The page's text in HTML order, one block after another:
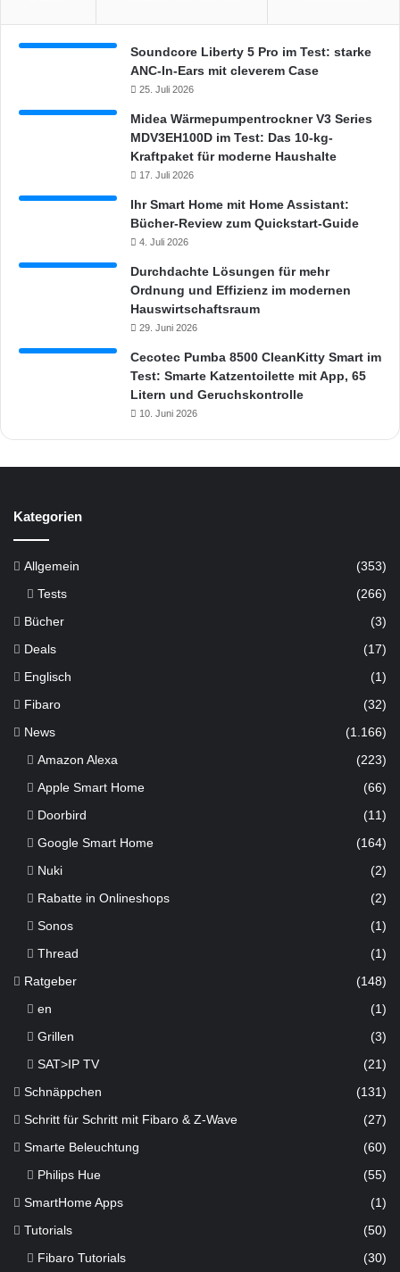
n
Soundcore Liberty 5 Pro im Test: starke
ANC-In-Ears mit cleverem Case
25. Juli 2026
Midea Wärmepumpentrockner V3 Series
MDV3EH100D im Test: Das 10-kg-
Kraftpaket für moderne Haushalte
17. Juli 2026
Ihr Smart Home mit Home Assistant:
Bücher-Review zum Quickstart-Guide
4. Juli 2026
Durchdachte Lösungen für mehr
Ordnung und Effizienz im modernen
Hauswirtschaftsraum
29. Juni 2026
Cecotec Pumba 8500 CleanKitty Smart im
Test: Smarte Katzentoilette mit App, 65
Litern und Geruchskontrolle
10. Juni 2026
Kategorien
Allgemein (353)
Tests (266)
Bücher (3)
Deals (17)
Englisch (1)
Fibaro (32)
News (1.166)
Amazon Alexa
(223)
Apple Smart Home
(66)
Doorbird
(11)
Google Smart Home
(164)
Nuki
(2)
Rabatte in Onlineshops
(2)
Sonos
(1)
Thread
(1)
Ratgeber (148)
en
(1)
Grillen
(3)
SAT>IP TV
(21)
Schnäppchen (131)
Schritt für Schritt mit Fibaro & Z-Wave (27)
Smarte Beleuchtung (60)
Philips Hue (55)
SmartHome Apps (1)
Tutorials (50)
Fibaro Tutorials
(30)